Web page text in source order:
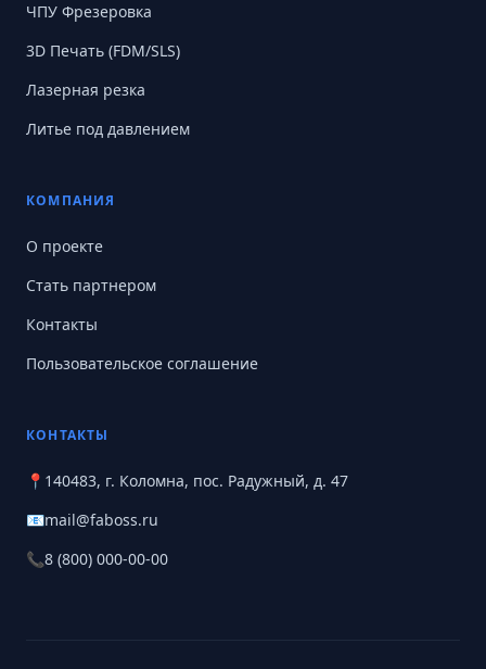
ЧПУ Фрезеровка
3D Печать (FDM/SLS)
Лазерная резка
Литье под давлением
КОМПАНИЯ
О проекте
Стать партнером
Контакты
Пользовательское соглашение
КОНТАКТЫ
📍 140483, г. Коломна, пос. Радужный, д. 47
📧mail@faboss.ru
📞8 (800) 000-00-00